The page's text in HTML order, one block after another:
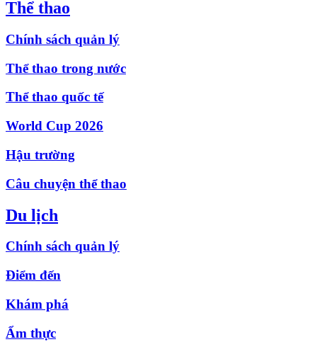
Thể thao
Chính sách quản lý
Thể thao trong nước
Thể thao quốc tế
World Cup 2026
Hậu trường
Câu chuyện thể thao
Du lịch
Chính sách quản lý
Điểm đến
Khám phá
Ẩm thực